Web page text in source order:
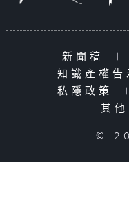
新聞稿 |
知識產權告
私隱政策
|
其
©